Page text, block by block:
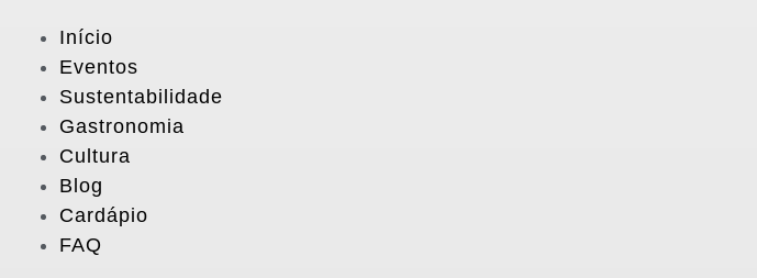
Início
Eventos
Sustentabilidade
Gastronomia
Cultura
Blog
Cardápio
FAQ